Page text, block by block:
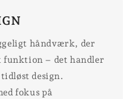
håndværk, der
funktion – det handler
design.
fokus på